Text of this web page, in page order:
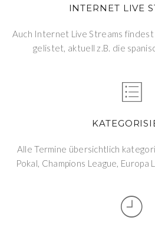
INTERNET LIVE
Auch Internet Live Streams
gelistet, aktuell z.B. die
Alle Termine übersichtlich
Pokal, Champions League, Europa